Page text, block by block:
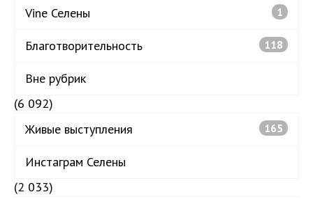
Vine Селены 1
Благотворительность 118
Вне рубрик
(6 092)
Живые выступления
165
Инстаграм Селены
(2 033)